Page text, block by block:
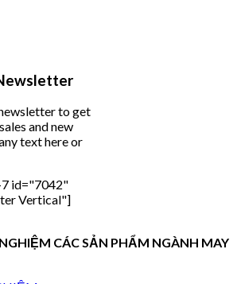
to get
and new
text here or
id="7042"
Vertical"]
CÁC SẢN PHẨM NGÀNH MAY